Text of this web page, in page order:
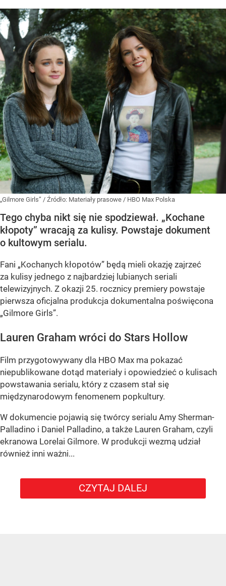
„Gilmore Girls” / Źródło: Materiały prasowe / HBO Max Polska
Tego chyba nikt się nie spodziewał. „Kochane
kłopoty” wracają za kulisy. Powstaje dokument
o kultowym serialu.
Fani „Kochanych kłopotów” będą mieli okazję zajrzeć
za kulisy jednego z najbardziej lubianych seriali
telewizyjnych. Z okazji 25. rocznicy premiery powstaje
pierwsza oficjalna produkcja dokumentalna poświęcona
„Gilmore Girls”.
Lauren Graham wróci do Stars Hollow
Film przygotowywany dla HBO Max ma pokazać
niepublikowane dotąd materiały i opowiedzieć o kulisach
powstawania serialu, który z czasem stał się
międzynarodowym fenomenem popkultury.
W dokumencie pojawią się twórcy serialu Amy Sherman-
Palladino i Daniel Palladino, a także Lauren Graham, czyli
ekranowa Lorelai Gilmore. W produkcji wezmą udział
również inni ważni...
CZYTAJ DALEJ